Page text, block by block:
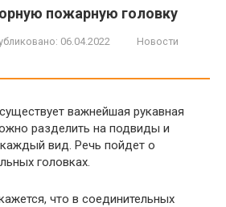
пожарную головку
06.04.2022
Новости
важнейшая рукавная
разделить на подвиды и
вид. Речь пойдет о
головках.
что в соединительных